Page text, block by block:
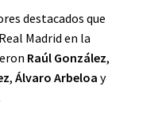
destacados que
Madrid en la
Raúl González,
, Álvaro Arbeloa y